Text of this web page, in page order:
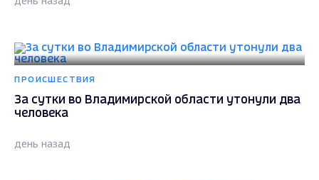
ПРОИСШЕСТВИЯ
За сутки во Владимирской области утонули два
человека
день назад